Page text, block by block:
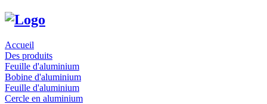
Accueil
Des produits
Feuille d'aluminium
Bobine d'aluminium
Feuille d'aluminium
Cercle en aluminium